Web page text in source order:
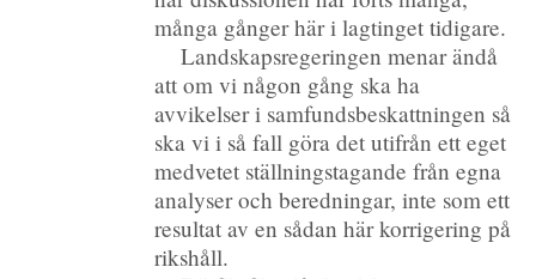
många gånger här i lagtinget tidigare.
Landskapsregeringen menar ändå
att om vi någon gång ska ha
avvikelser i samfundsbeskattningen så
ska vi i så fall göra det utifrån ett eget
medvetet ställningstagande från egna
analyser och beredningar, inte som ett
resultat av en sådan här korrigering på
rikshåll.